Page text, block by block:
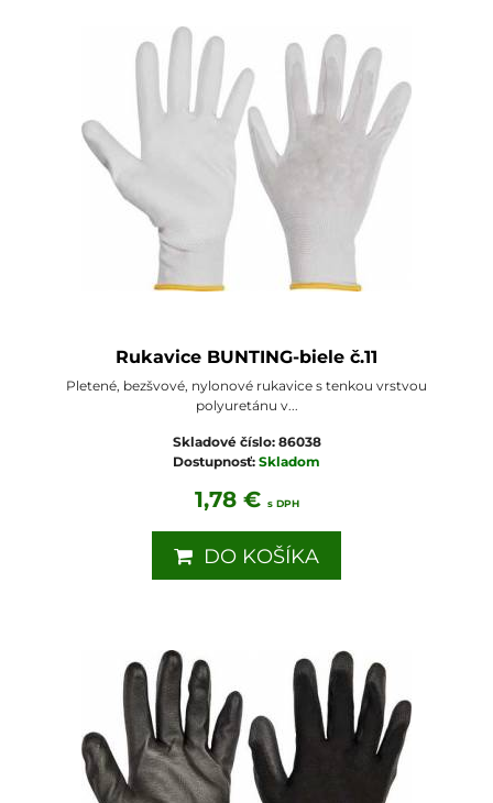
Rukavice BUNTING-biele č.11
Pletené, bezšvové, nylonové rukavice s tenkou vrstvou
polyuretánu v...
Skladové číslo: 86038
Dostupnosť: Skladom
1,78 € s DPH
DO KOŠÍKA